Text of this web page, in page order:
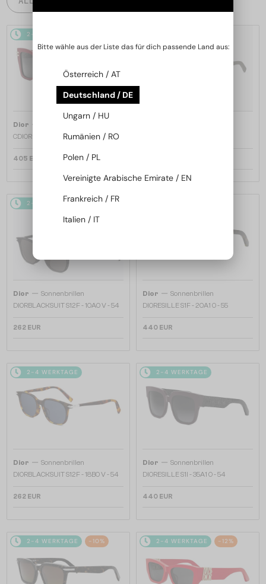
2-4 WERKTAGE
Dior —
CDIOR S1F - 35A0 D - 56
405 EUR
2-4 WERKTAGE
Dior — Sonnenbrillen
DIORBLACKSUIT S12F - 10A0 V - 54
262 EUR
Dior — Sonnenbrillen
DIORESILLE S1F - 20A1 O - 55
440 EUR
2-4 WERKTAGE
Dior — Sonnenbrillen
DIORBLACKSUIT S12F - 18B0 V - 54
262 EUR
2-4 WERKTAGE
Dior — Sonnenbrillen
DIORESILLE S1I - 35A1 O - 54
440 EUR
2-4 WERKTAGE -10% 2-4 WERKTAGE -12%
Bitte wähle aus der Liste das für dich passende Land aus:
Österreich / AT
Deutschland / DE
Ungarn / HU
Rumänien / RO
Polen / PL
Vereinigte Arabische Emirate / EN
Frankreich / FR
Italien / IT